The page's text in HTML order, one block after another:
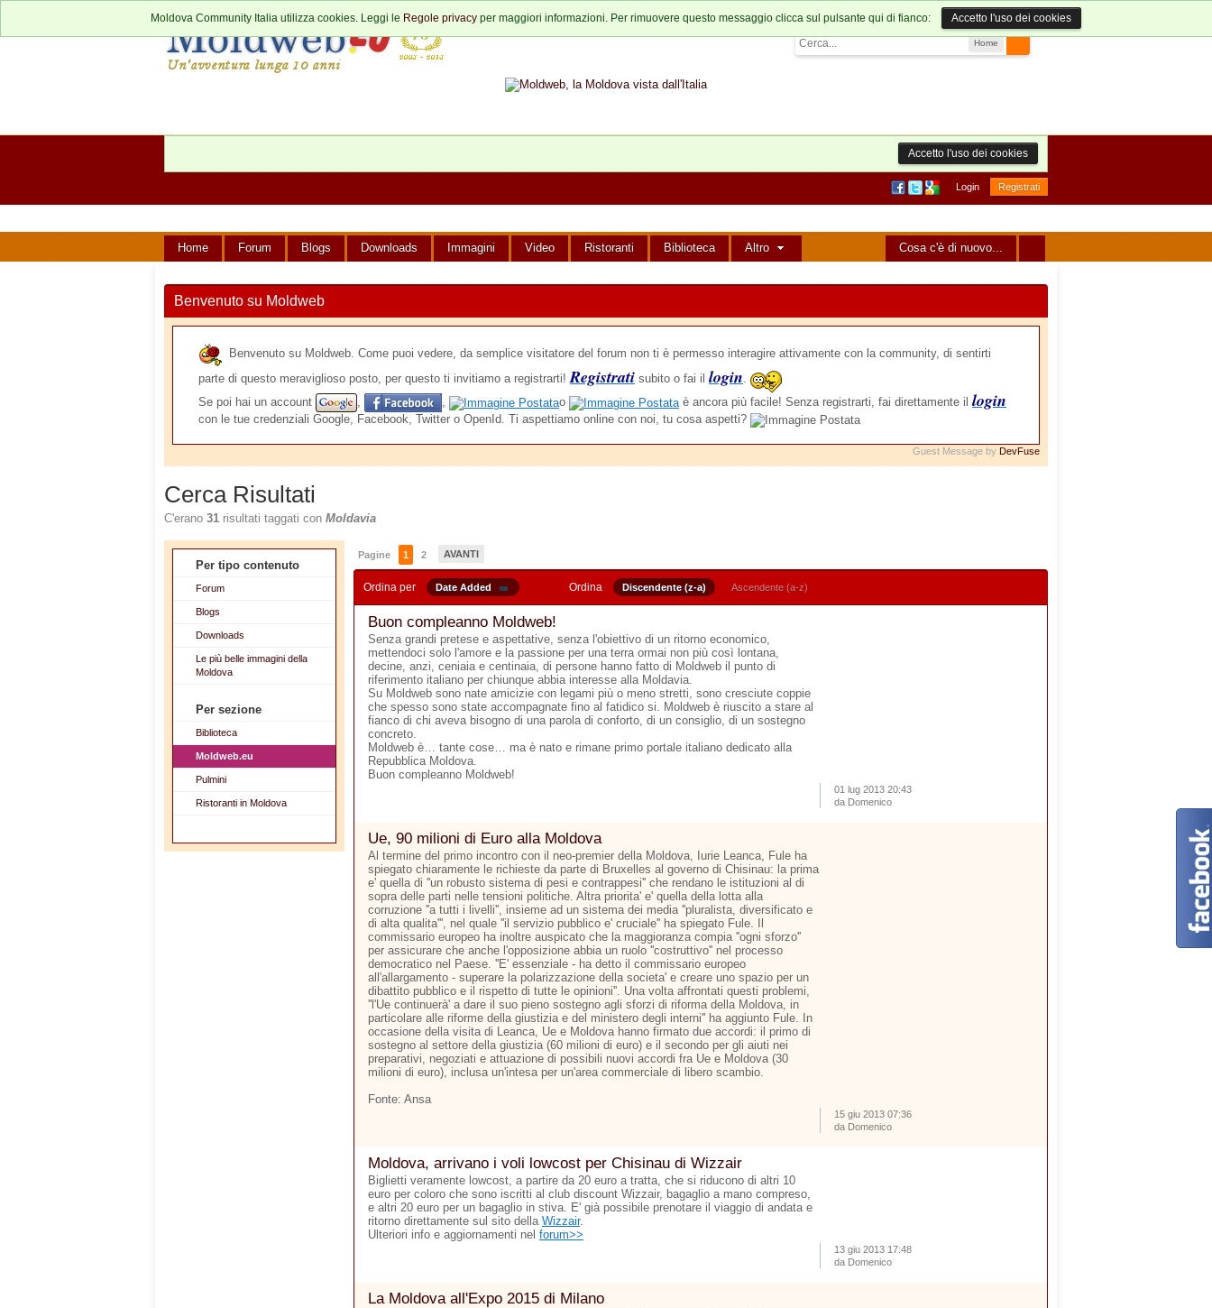
Home
Moldova Community Italia utilizza cookies. Leggi le Regole privacy per maggiori informazioni. Per rimuovere questo messaggio clicca sul pulsante qui di fianco: Accetto l'uso dei cookies
Accetto l'uso dei cookies
Login Registrati
Cosa c'è di nuovo...
Home Forum Blogs Downloads Immagini Video Ristoranti Biblioteca Altro
Benvenuto su Moldweb
Benvenuto su Moldweb. Come puoi vedere, da semplice visitatore del forum non ti è permesso interagire attivamente con la community, di sentirti
parte di questo meraviglioso posto, per questo ti invitiamo a registrarti!Registrati subito o fai il login.
Se poi hai un account
, , o è ancora più facile! Senza registrarti, fai direttamente il login
con le tue credenziali Google, Facebook, Twitter o OpenId. Ti aspettiamo online con noi, tu cosa aspetti?
Guest Message by DevFuse
Cerca Risultati
C'erano 31 risultati taggati con Moldavia
Per tipo contenuto
Forum
Blogs
Downloads
Le più belle immagini della
Moldova
Per sezione
Biblioteca
Moldweb.eu
Pulmini
Ristoranti in Moldova
Pagine 1 2 AVANTI
Ordina per Date Added Ordina Discendente (z-a) Ascendente (a-z)
Buon compleanno Moldweb!
Senza grandi pretese e aspettative, senza l'obiettivo di un ritorno economico,
mettendoci solo l'amore e la passione per una terra ormai non più così lontana,
decine, anzi, ceniaia e centinaia, di persone hanno fatto di Moldweb il punto di
riferimento italiano per chiunque abbia interesse alla Moldavia.
Su Moldweb sono nate amicizie con legami più o meno stretti, sono cresciute coppie
che spesso sono state accompagnate fino al fatidico si. Moldweb è riuscito a stare al
fianco di chi aveva bisogno di una parola di conforto, di un consiglio, di un sostegno
concreto.
Moldweb è… tante cose… ma è nato e rimane primo portale italiano dedicato alla
Repubblica Moldova.
Buon compleanno Moldweb!
01 lug 2013 20:43
da Domenico
Ue, 90 milioni di Euro alla Moldova
Al termine del primo incontro con il neo-premier della Moldova, Iurie Leanca, Fule ha
spiegato chiaramente le richieste da parte di Bruxelles al governo di Chisinau: la prima
e' quella di ''un robusto sistema di pesi e contrappesi'' che rendano le istituzioni al di
sopra delle parti nelle tensioni politiche. Altra priorita' e' quella della lotta alla
corruzione ''a tutti i livelli'', insieme ad un sistema dei media ''pluralista, diversificato e
di alta qualita''', nel quale ''il servizio pubblico e' cruciale'' ha spiegato Fule. Il
commissario europeo ha inoltre auspicato che la maggioranza compia ''ogni sforzo''
per assicurare che anche l'opposizione abbia un ruolo ''costruttivo'' nel processo
democratico nel Paese. ''E' essenziale - ha detto il commissario europeo
all'allargamento - superare la polarizzazione della societa' e creare uno spazio per un
dibattito pubblico e il rispetto di tutte le opinioni''. Una volta affrontati questi problemi,
''l'Ue continuerà' a dare il suo pieno sostegno agli sforzi di riforma della Moldova, in
particolare alle riforme della giustizia e del ministero degli interni'' ha aggiunto Fule. In
occasione della visita di Leanca, Ue e Moldova hanno firmato due accordi: il primo di
sostegno al settore della giustizia (60 milioni di euro) e il secondo per gli aiuti nei
preparativi, negoziati e attuazione di possibili nuovi accordi fra Ue e Moldova (30
milioni di euro), inclusa un'intesa per un'area commerciale di libero scambio.
Fonte: Ansa
15 giu 2013 07:36
da Domenico
Moldova, arrivano i voli lowcost per Chisinau di Wizzair
Biglietti veramente lowcost, a partire da 20 euro a tratta, che si riducono di altri 10
euro per coloro che sono iscritti al club discount Wizzair, bagaglio a mano compreso,
e altri 20 euro per un bagaglio in stiva. E' già possibile prenotare il viaggio di andata e
ritorno direttamente sul sito della Wizzair.
Ulteriori info e aggiornamenti nel forum>>
13 giu 2013 17:48
da Domenico
La Moldova all'Expo 2015 di Milano